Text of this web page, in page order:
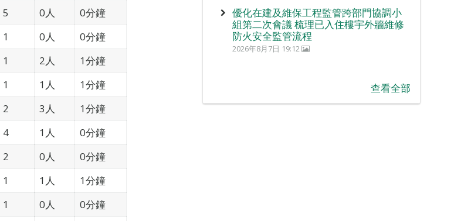
5 0人
0分鐘
1 0人
0分鐘
1 2人
1分鐘
1 1人
1分鐘
2 3人
1分鐘
4 1人
0分鐘
2 0人
0分鐘
1 1人
1分鐘
1 0人
0分鐘
優化在建及維保工程監管跨部門協調小
組第二次會議 梳理已入住樓宇外牆維修
防火安全監管流程
2026年8月7日 19:12
查看全部